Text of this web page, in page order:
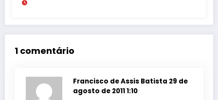
1 comentário
Francisco de Assis Batista 29 de
agosto de 2011 1:10